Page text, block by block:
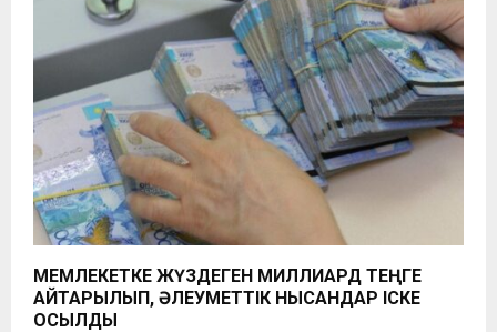
МЕМЛЕКЕТКЕ ЖҮЗДЕГЕН МИЛЛИАРД ТЕҢГЕ
ҚАЙТАРЫЛЫП, ӘЛЕУМЕТТІК НЫСАНДАР ІСКЕ
ҚОСЫЛДЫ